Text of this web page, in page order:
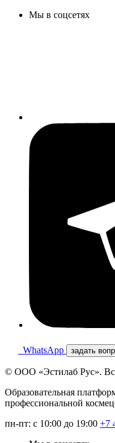
Мы в соцсетях
WhatsApp задать
© ООО «Эстилаб Рус».
Образовательная
профессиональной
пн-пт: с 10:00 до 19:00 +7